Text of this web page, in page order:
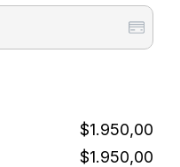
$1.950,00
$1.950,00